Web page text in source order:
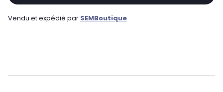
Vendu et expédié par SEMBoutique